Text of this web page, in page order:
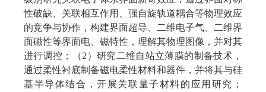
性破缺、关联相互作用、强自旋轨道耦合等物理效应
的竞争与协作，构建界面超导、二维电子气、二维界
面磁性等界面电、磁特性，理解其物理图像，并对其
进行调控；（2）研究二维自站立薄膜的制备技术，
通过柔性衬底制备磁电柔性材料和器件，并将其与硅
基半导体结合，开展关联量子材料的应用研究；